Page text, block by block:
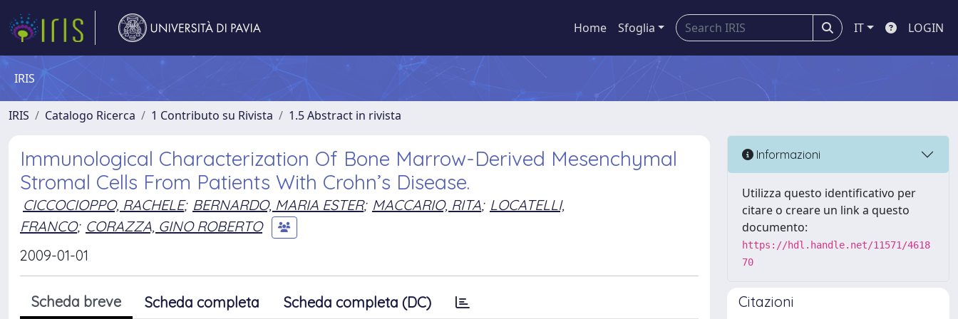
Home Sfoglia IT LOGIN
IRIS
IRIS Catalogo Ricerca 1 Contributo su Rivista 1.5 Abstract in rivista
Immunological Characterization Of Bone Marrow-Derived Mesenchymal
Stromal Cells From Patients With Crohn’s Disease.
CICCOCIOPPO, RACHELE; BERNARDO, MARIA ESTER; MACCARIO, RITA; LOCATELLI,
FRANCO; CORAZZA, GINO ROBERTO
2009-01-01
Scheda breve Scheda completa Scheda completa (DC)
Informazioni
Utilizza questo identificativo per
citare o creare un link a questo
documento:
https://hdl.handle.net/11571/4618
70
Citazioni